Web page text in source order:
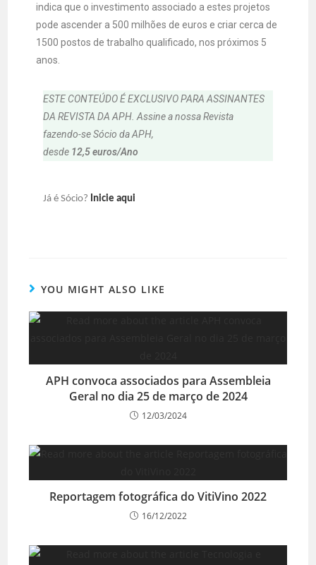
indica que o investimento associado a estes projetos
pode ascender a 500 milhões de euros e criar cerca de
1500 postos de trabalho qualificado, nos próximos 5
anos.
ESTE CONTEÚDO É EXCLUSIVO PARA ASSINANTES
DA REVISTA DA APH. Assine a nossa Revista
fazendo-se Sócio da APH,
desde 12,5 euros/Ano
Já é Sócio? Inicie aqui
YOU MIGHT ALSO LIKE
APH convoca associados para Assembleia
Geral no dia 25 de março de 2024
12/03/2024
Reportagem fotográfica do VitiVino 2022
16/12/2022